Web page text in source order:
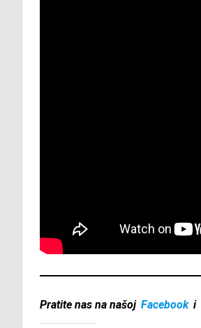
Pratite nas na našoj Facebook i